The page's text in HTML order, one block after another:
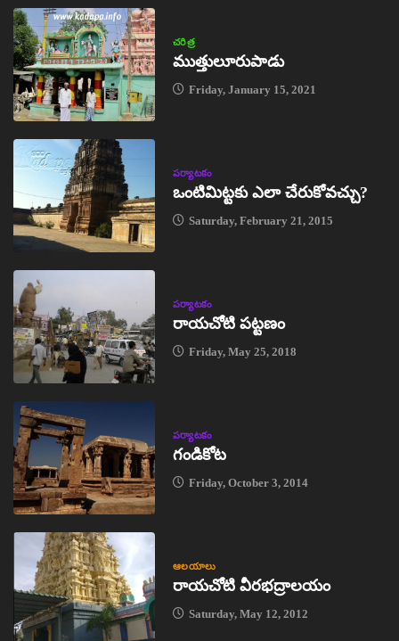
చరిత్ర
ముత్తులూరుపాడు
Friday, January 15, 2021
పర్యాటకం
ఒంటిమిట్టకు ఎలా చేరుకోవచ్చు?
Saturday, February 21, 2015
పర్యాటకం
రాయచోటి పట్టణం
Friday, May 25, 2018
పర్యాటకం
గండికోట
Friday, October 3, 2014
ఆలయాలు
రాయచోటి వీరభద్రాలయం
Saturday, May 12, 2012